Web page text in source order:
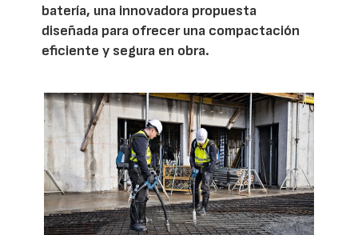
batería, una innovadora propuesta
diseñada para ofrecer una compactación
eficiente y segura en obra.